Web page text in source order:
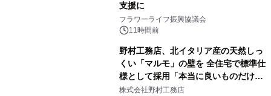
支援に
フラワーライフ振興協議会
11時間前
野村工務店、北イタリア産の天然しっ
くい「マルモ」の壁を 全住宅で標準仕
様として採用「本当に良いものだけに
こだわる」
株式会社野村工務店